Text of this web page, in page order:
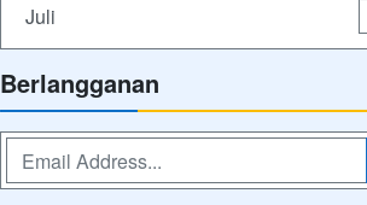
Juli
Berlangganan